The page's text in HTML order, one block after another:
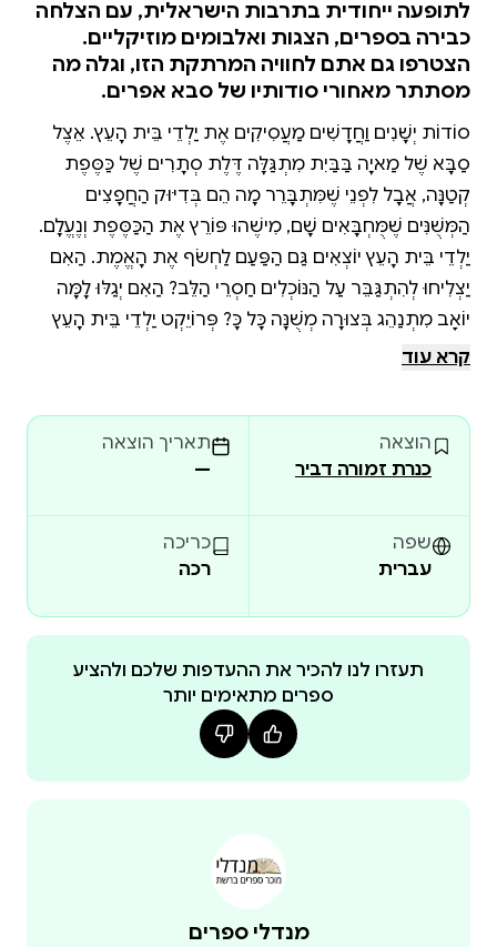
לתופעה ייחודית בתרבות הישראלית, עם הצלחה
כבירה בספרים, הצגות ואלבומים מוזיקליים.
הצטרפו גם אתם לחוויה המרתקת הזו, וגלה מה
מסתתר מאחורי סודותיו של סבא אפרים.
סוֹדוֹת יְשָׁנִים וַחֲדָשִׁים מַעֲסִיקִים אֶת יַלְדֵי בֵּית הָעֵץ. אֵצֶל
סַבָּא שֶׁל מַאיָה בַּבַּיִת מִתְגַּלָּה דֶּלֶת סְתָרִים שֶׁל כַּסֶּפֶת
קְטַנָּה, אֲבָל לִפְנֵי שֶׁמִּתְבָּרֵר מָה הֵם בְּדִיּוּק הַחֲפָצִים
הַמְּשֻׁנִּים שֶׁמֻּחְבָּאִים שָׁם, מִישֶׁהוּ פּוֹרֵץ אֶת הַכַּסֶּפֶת וְנֶעֱלָם.
יַלְדֵי בֵּית הָעֵץ יוֹצְאִים גַּם הַפַּעַם לַחְשׂף אֶת הָאֱמֶת. הַאִם
יַצְלִיחוּ לְהִתְגַּבֵּר עַל הַנּוֹכְלִים חַסְרֵי הַלֵּב? הַאִם יְגַלּוּ לָמָּה
יוֹאָב מִתְנַהֵג בְּצוּרָה מְשֻׁנָּה כָּל כָּךְ? פְּרוֹיֵקְט יַלְדֵי בֵּית הָעֵץ
שֶׁל יָאיָא (הַדָּג נָחָשׁ) וְרַן כֹּהֵן אַהֲרוֹנוֹב הָפַךְ תּוֹךְ זְמַן קָצָר
בַּסִּדְרָה — מִבְצַע חֻרְשָׁה, לְשַׁחְרֵר אֶת כְּפִיר, יֶלֶד לֹא רָגִיל
וְאַבִּירֵי הַשֻּׁלְחָן הַיָּרֹק — נִמְכְּרוּ בְּעֶשְׂרוֹת אַלְפֵי עֳתָקִים
וְנִבְחֲרוּ לְמִצְעַד הַסְּפָרִים שֶׁל מִשְׂרַד הַחִנּוּךְ; הַהַצָּגָה,
בָּאָרֶץ זָכוּ לִשְׁבָחִי
קרא עוד
הוצאה
כנרת זמורה דביר
תאריך הוצאה
—
שפה
עברית
כריכה
רכה
תעזרו לנו להכיר את ההעדפות שלכם ולהציע
ספרים מתאימים יותר
מנדלי ספרים